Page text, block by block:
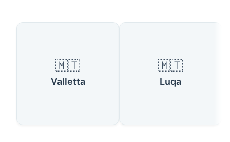
Dostupné země
🇲🇹
Valletta
🇲🇹
Luqa